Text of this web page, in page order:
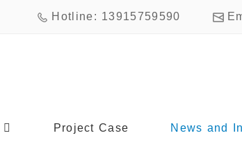
Hotline: 13915759590
Project Case News and